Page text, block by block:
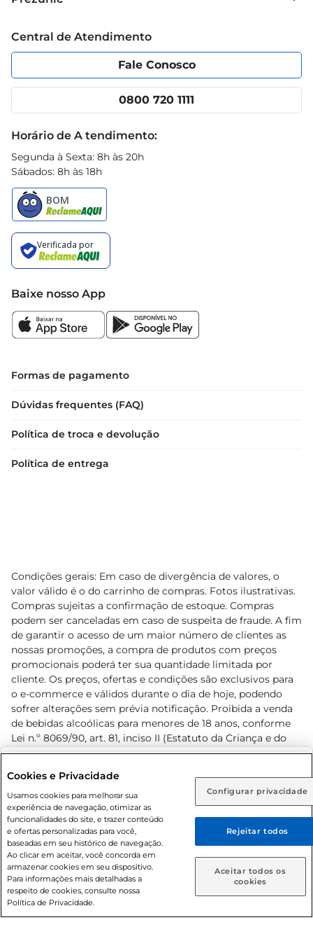
Rio de Janeiro (RJ) Goiás (GO)
Ou
Caso queira comprar online, informe como deseja receber
suas compras:
Entrega em casa Retire em Loja
para a economia de combustível e prolonga a
Grupo Cencosud
Política de Privacidade
Portal do fornecedor
Cencosud Media
Código de Ética
App Prezunic
Central de Atendimento
Fale Conosco
0800 720 1111
Horário de A tendimento:
Segunda à Sexta: 8h às 20h
Sábados: 8h às 18h
Baixe nosso App
Formas de pagamento
Dúvidas frequentes (FAQ)
Política de troca e devolução
Política de entrega
Condições gerais: Em caso de divergência de valores, o
valor válido é o do carrinho de compras. Fotos ilustrativas.
Compras sujeitas a confirmação de estoque. Compras
podem ser canceladas em caso de suspeita de fraude. A fim
de garantir o acesso de um maior número de clientes as
nossas promoções, a compra de produtos com preços
promocionais poderá ter sua quantidade limitada por
cliente. Os preços, ofertas e condições são exclusivos para
o e-commerce e válidos durante o dia de hoje, podendo
sofrer alterações sem prévia notificação. Proibida a venda
de bebidas alcoólicas para menores de 18 anos, conforme
Lei n.º 8069/90, art. 81, inciso II (Estatuto da Criança e do
Adolescente). Preços e condições exclusivos para o
prévio. O valor mínimo para as compras on-line é de R$
80,00.
© 2026 Copyright. Todos os direitos
reservados Prezunic.
Cookies e Privacidade
Usamos cookies para melhorar sua
experiência de navegação, otimizar as
funcionalidades do site, e trazer conteúdo
e ofertas personalizadas para você,
baseadas em seu histórico de navegação.
Ao clicar em aceitar, você concorda em
armazenar cookies em seu dispositivo.
Para informações mais detalhadas a
respeito de cookies, consulte nossa
Política de Privacidade.
Configurar privacidade
Rejeitar todos
Aceitar todos os
cookies